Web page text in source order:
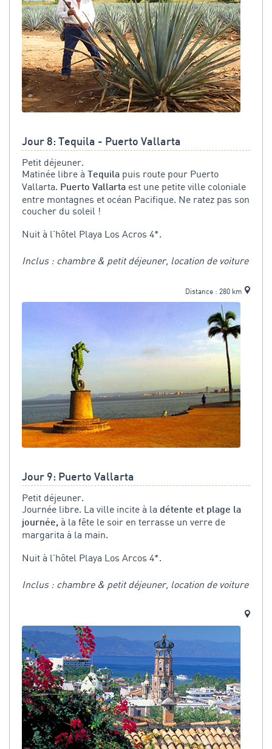
Jour 8: Tequila - Puerto Vallarta
Petit déjeuner.
Matinée libre à
Tequila puis route pour Puerto
Vallarta. Puerto Vallarta est une petite ville coloniale
entre montagnes et océan Pacifique. Ne ratez pas son
coucher du soleil !
Nuit à l'hôtel Playa Los Acros 4*.
Inclus : chambre & petit déjeuner, location de voiture
Distance : 280 km
Jour 9: Puerto Vallarta
Petit déjeuner.
Journée libre. La ville incite à la détente et plage la
journée, à la fête le soir en terrasse un verre de
margarita à la main.
Nuit à l'hôtel Playa Los Arcos 4*.
Inclus : chambre & petit déjeuner, location de voiture